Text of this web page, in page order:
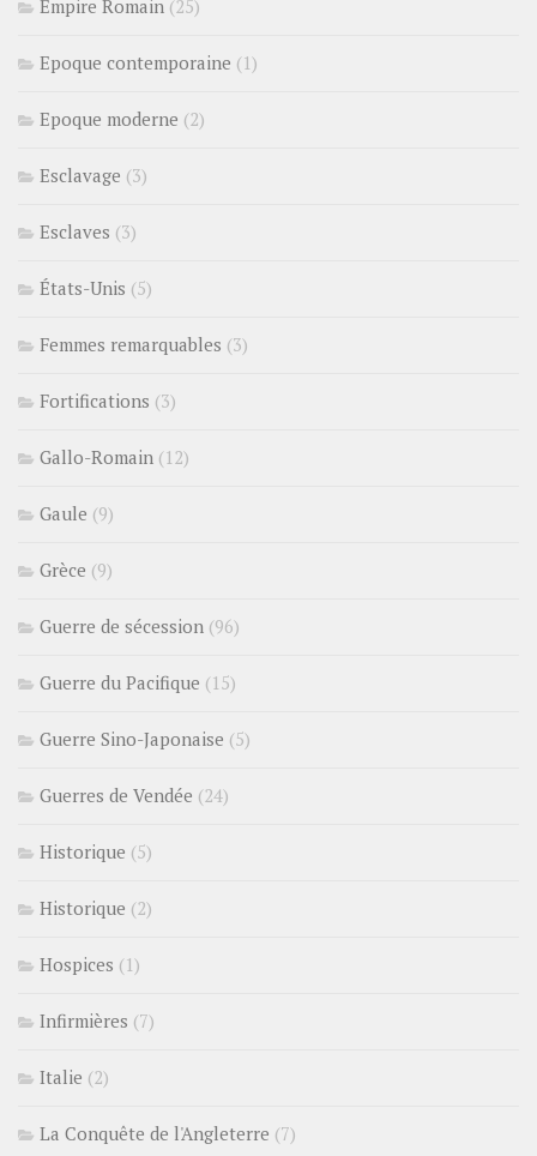
Empire Romain (25)
Epoque contemporaine (1)
Epoque moderne (2)
Esclavage (3)
Esclaves (3)
États-Unis (5)
Femmes remarquables (3)
Fortifications (3)
Gallo-Romain (12)
Gaule (9)
Grèce (9)
Guerre de sécession (96)
Guerre du Pacifique (15)
Guerre Sino-Japonaise (5)
Guerres de Vendée (24)
Historique (5)
Historique (2)
Hospices (1)
Infirmières (7)
Italie (2)
La Conquête de l'Angleterre (7)